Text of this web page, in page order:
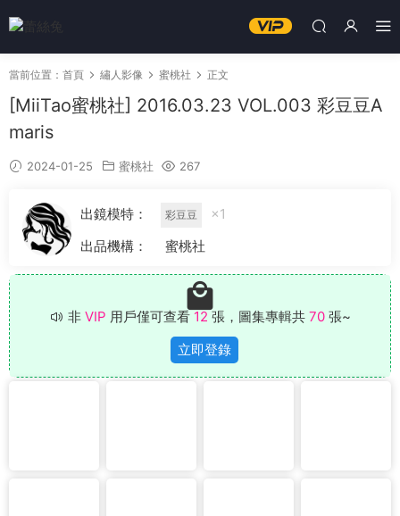
當前位置： 首頁 繡人影像 蜜桃社 正文
[MiiTao蜜桃社] 2016.03.23 VOL.003 彩豆豆A
maris
2024-01-25 蜜桃社 267
出鏡模特： 彩豆豆
×1
出品機構：
蜜桃社
非 VIP 用戶僅可查看 12 張，圖集專輯共 70張~
立即登錄